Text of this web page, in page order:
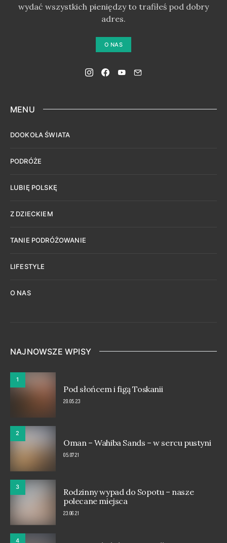
wydać wszystkich pieniędzy to trafiłeś pod dobry
adres.
O NAS
MENU
DOOKOŁA ŚWIATA
PODRÓŻE
LUBIĘ POLSKĘ
Z DZIECKIEM
TANIE PODRÓŻOWANIE
LIFESTYLE
O NAS
NAJNOWSZE WPISY
1
Pod słońcem i figą Toskanii
20.05.23
2
Oman – Wahiba Sands – w sercu pustyni
05.07.21
3
Rodzinny wypad do Sopotu – nasze
polecane miejsca
23.06.21
4